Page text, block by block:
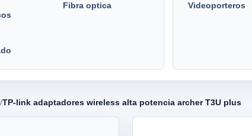
Fibra optica Videoporteros
/TP-link adaptadores wireless alta potencia archer T3U plus